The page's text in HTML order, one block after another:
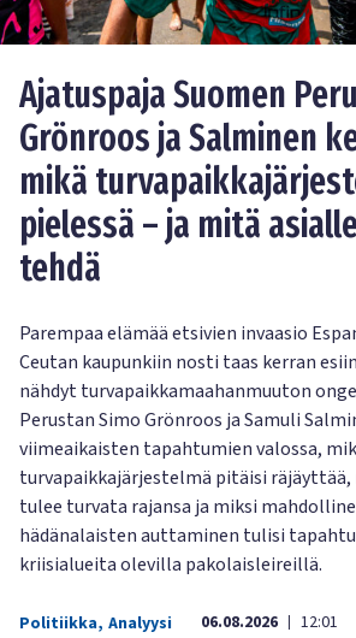
Ajatuspaja Suomen
Grönroos ja Salminen
mikä
pielessä – ja mitä
tehdä
Parempaa elämää etsivien invaasio
Ceutan kaupunkiin nosti taas kerran
nähdyt turvapaikkamaahanmuuton
Perustan Simo Grönroos ja Samuli
viimeaikaisten tapahtumien valossa,
turvapaikkajärjestelmä pitäisi räjäyttää,
tulee turvata rajansa ja miksi
hädänalaisten auttaminen tulisi
kriisialueita olevilla pakolaisleireillä.
Politiikka, Analyysi 06.08.2026 | 12:01